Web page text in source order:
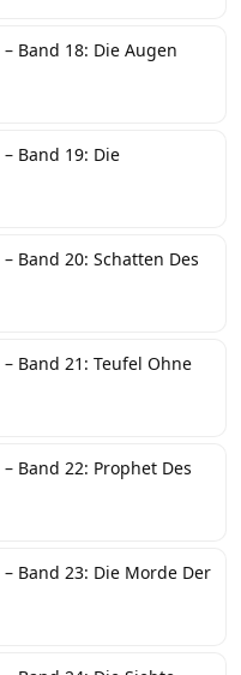
– Band 18: Die Augen
– Band 19: Die
– Band 20: Schatten Des
– Band 21: Teufel Ohne
– Band 22: Prophet Des
– Band 23: Die Morde Der